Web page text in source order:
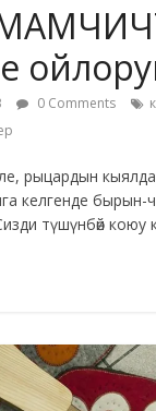
0 Comments
рыцардын
келгенде бырын-
түшүнбөй коюу